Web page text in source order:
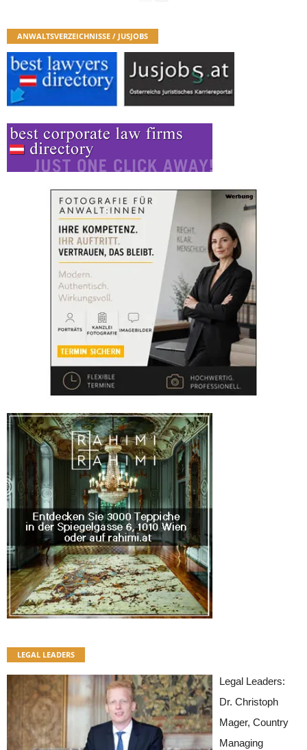
ANWALTSVERZEICHNISSE / JUSJOBS
LEGAL LEADERS
Legal Leaders:
Dr. Christoph
Mager, Country
Managing